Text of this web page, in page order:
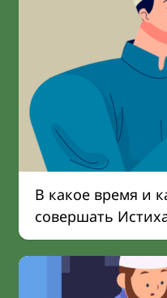
В какое время и
совершать